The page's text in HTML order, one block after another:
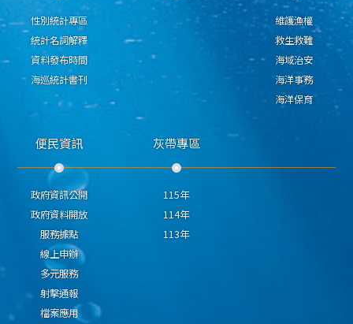
性別統計專區
統計名詞解釋
資料發布時間
海巡統計書刊
維護漁權
救生救難
海域治安
海洋事務
海洋保育
便民資訊
政府資訊公開
政府資料開放
服務據點
線上申辦
多元服務
射擊通報
檔案應用
灰帶專區
115年
114年
113年